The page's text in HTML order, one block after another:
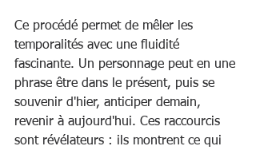
Ce procédé permet de mêler les
temporalités avec une fluidité
fascinante. Un personnage peut en une
phrase être dans le présent, puis se
souvenir d'hier, anticiper demain,
revenir à aujourd'hui. Ces raccourcis
sont révélateurs : ils montrent ce qui